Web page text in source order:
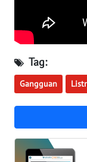
Tag:
Gangguan
WN
LAMPUNG
WN
JATENG